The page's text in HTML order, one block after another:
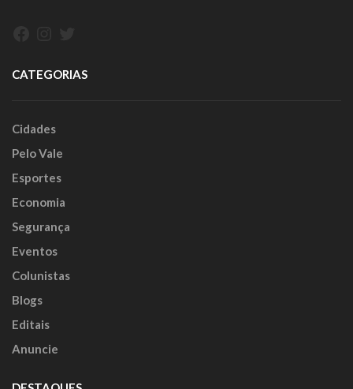
CATEGORIAS
Cidades
Pelo Vale
Esportes
Economia
Segurança
Eventos
Colunistas
Blogs
Editais
Anuncie